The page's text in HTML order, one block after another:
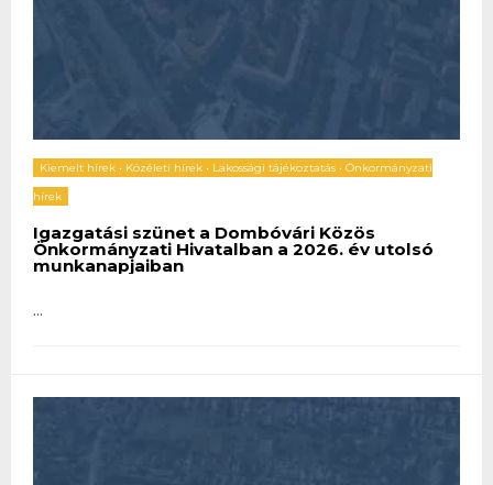
Kiemelt hírek • Közéleti hírek • Lakossági tájékoztatás • Önkormányzati
hírek
Igazgatási szünet a Dombóvári Közös
Önkormányzati Hivatalban a 2026. év utolsó
munkanapjaiban
...